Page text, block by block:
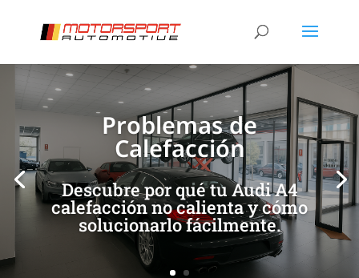
Problemas de
Calefacción
Descubre por qué tu Audi A4
calefacción no calienta y cómo
solucionarlo fácilmente.
[/et_pb_slide][/et_pb_slide]